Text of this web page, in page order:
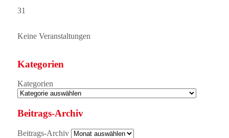
31
Keine Veranstaltungen
Kategorien
Kategorien
Beitrags-Archiv
Beitrags-Archiv